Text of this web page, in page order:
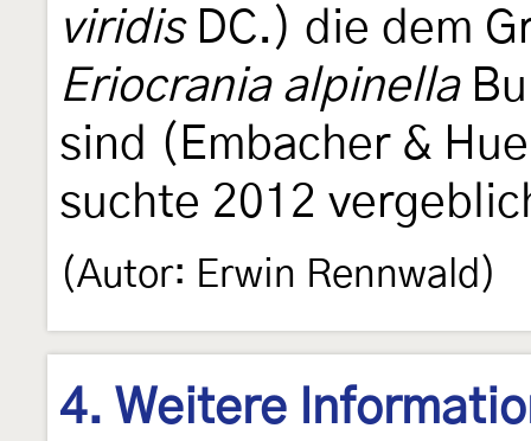
viridisDC.) die dem
Eriocrania alpinella
sind (Embacher &
suchte 2012
(Autor: Erwin Rennwald)
4. Weitere